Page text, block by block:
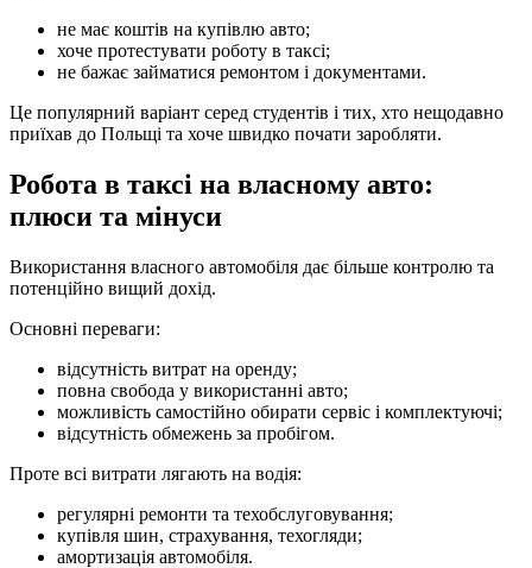
не має коштів на купівлю авто;
хоче протестувати роботу в таксі;
не бажає займатися ремонтом і документами.
Це популярний варіант серед студентів і тих, хто нещодавно
приїхав до Польщі та хоче швидко почати заробляти.
Робота в таксі на власному авто:
плюси та мінуси
Використання власного автомобіля дає більше контролю та
потенційно вищий дохід.
Основні переваги:
відсутність витрат на оренду;
повна свобода у використанні авто;
можливість самостійно обирати сервіс і комплектуючі;
відсутність обмежень за пробігом.
Проте всі витрати лягають на водія:
регулярні ремонти та техобслуговування;
купівля шин, страхування, техогляди;
амортизація автомобіля.